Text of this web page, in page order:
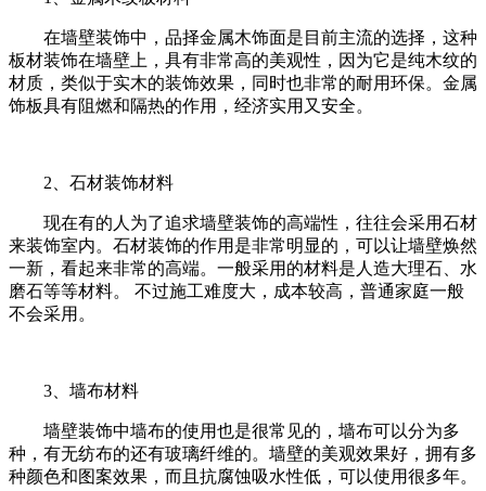
在墙壁装饰中，品择金属木饰面是目前主流的选择，这种
板材装饰在墙壁上，具有非常高的美观性，因为它是纯木纹的
材质，类似于实木的装饰效果，同时也非常的耐用环保。金属
饰板具有阻燃和隔热的作用，经济实用又安全。
2、石材装饰材料
现在有的人为了追求墙壁装饰的高端性，往往会采用石材
来装饰室内。石材装饰的作用是非常明显的，可以让墙壁焕然
一新，看起来非常的高端。一般采用的材料是人造大理石、水
磨石等等材料。 不过施工难度大，成本较高，普通家庭一般
不会采用。
3、墙布材料
墙壁装饰中墙布的使用也是很常见的，墙布可以分为多
种，有无纺布的还有玻璃纤维的。墙壁的美观效果好，拥有多
种颜色和图案效果，而且抗腐蚀吸水性低，可以使用很多年。